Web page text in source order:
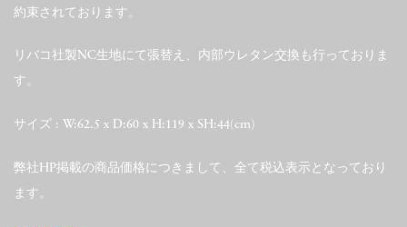
約束されております。
リバコ社製NC生地にて張替え、内部ウレタン交換も行っておりま
す。
サイズ : W:62.5 x D:60 x H:119 x SH:44(cm)
弊社HP掲載の商品価格につきまして、全て税込表示となっており
ます。